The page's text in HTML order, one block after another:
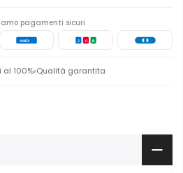
pagamenti sicuri
AMEX J C B
100% Qualità garantita